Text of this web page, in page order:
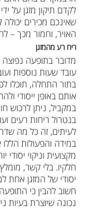
לקדם תיקון מזגן על
שאינכם מכירים יכולה
האויר, וחמור מכך –
ריח רע מהמזגן
מדובר בתופעה
עובד שעות נוספות
בתור התחלה, תוכלו
אותם באופן ייסודי
במקביל, ניתן לרכוש
בנטרול ריחות רעים
לעיתים, זה כל מה
במידה והפעולות
מקצועית וניקוי יסודי
חלקיו. בלי קשר,
יסודי של המזגן אחת
חשוב להבין כי
נכונה שיוצרת בעיות